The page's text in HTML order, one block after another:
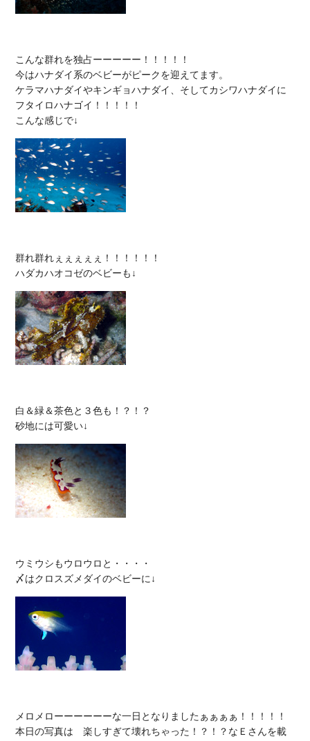
こんな群れを独占ーーーーー！！！！！
今はハナダイ系のベビーがピークを迎えてます。
ケラマハナダイやキンギョハナダイ、そしてカシワハナダイに
フタイロハナゴイ！！！！！
群れ群れぇぇぇぇぇ！！！！！！
白＆緑＆茶色と３色も！？！？
ウミウシもウロウロと・・・・
メロメローーーーーーな一日となりましたぁぁぁぁ！！！！！
本日の写真は　楽しすぎて壊れちゃった！？！？なＥさんを載